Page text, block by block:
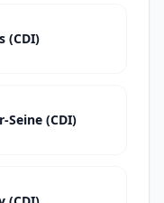
(CDI)
Seine (CDI)